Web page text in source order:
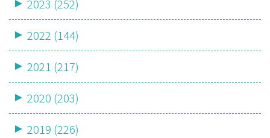
2023 (252)
2022 (144)
2021 (217)
2020 (203)
2019 (226)